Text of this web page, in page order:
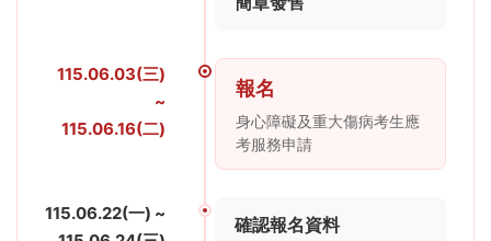
115.06.03(三)
~
115.06.16(二)
報名
身心障礙及重大傷病考生應
考服務申請
115.06.22(一) ~
確認報名資料